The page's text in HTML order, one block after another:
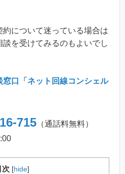
約について迷っている場合は
を受けてみるのもよいでし
口「ネット回線コンシェル
715 （通話料無料）
次 [hide]